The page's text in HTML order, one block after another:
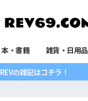
本・書籍 雑貨・日用品
REVの雑記はコチラ！